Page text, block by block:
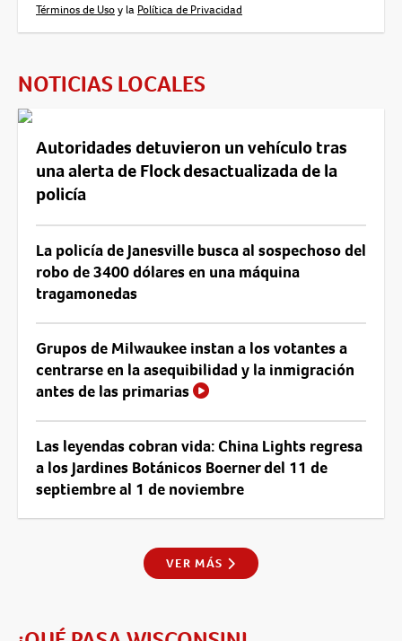
Términos de Usoy la Política de Privacidad
NOTICIAS LOCALES
Autoridades detuvieron un vehículo tras
una alerta de Flock desactualizada de la
policía
La policía de Janesville busca al sospechoso del
robo de 3400 dólares en una máquina
tragamonedas
Grupos de Milwaukee instan a los votantes a
centrarse en la asequibilidad y la inmigración
antes de las primarias
Las leyendas cobran vida: China Lights regresa
a los Jardines Botánicos Boerner del 11 de
septiembre al 1 de noviembre
VER MÁS